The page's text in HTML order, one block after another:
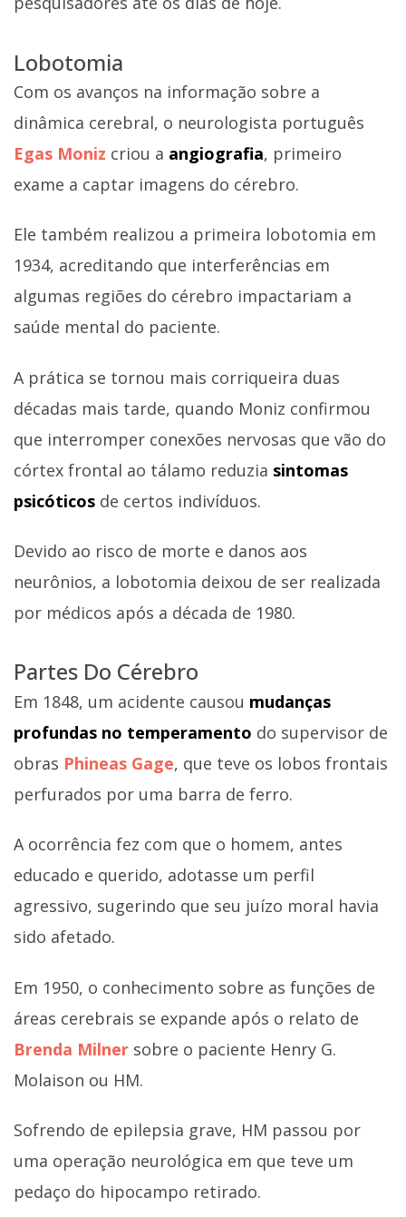
Lobotomia
Com os avanços na informação sobre a
dinâmica cerebral, o neurologista português
Egas Moniz criou a angiografia, primeiro
exame a captar imagens do cérebro.
Ele também realizou a primeira lobotomia em
1934, acreditando que interferências em
algumas regiões do cérebro impactariam a
saúde mental do paciente.
A prática se tornou mais corriqueira duas
décadas mais tarde, quando Moniz confirmou
que interromper conexões nervosas que vão do
córtex frontal ao tálamo reduzia sintomas
psicóticos de certos indivíduos.
Devido ao risco de morte e danos aos
neurônios, a lobotomia deixou de ser realizada
por médicos após a década de 1980.
Partes Do Cérebro
Em 1848, um acidente causou mudanças
profundas no temperamento do supervisor de
obras Phineas Gage, que teve os lobos frontais
perfurados por uma barra de ferro.
A ocorrência fez com que o homem, antes
educado e querido, adotasse um perfil
agressivo, sugerindo que seu juízo moral havia
sido afetado.
Em 1950, o conhecimento sobre as funções de
áreas cerebrais se expande após o relato de
Brenda Milner sobre o paciente Henry G.
Molaison ou HM.
Sofrendo de epilepsia grave, HM passou por
uma operação neurológica em que teve um
pedaço do hipocampo retirado.